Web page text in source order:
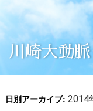
3分でわかる大動脈瘤・
腹部大動脈瘤の治療
川崎大動
日別アーカイブ: 2014